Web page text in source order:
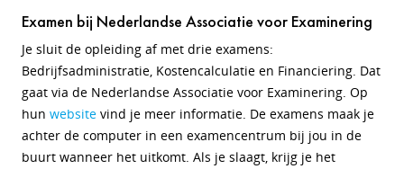
Examen bij Nederlandse Associatie voor Examinering
Je sluit de opleiding af met drie examens:
Bedrijfsadministratie, Kostencalculatie en Financiering. Dat
gaat via de Nederlandse Associatie voor Examinering. Op
hun website vind je meer informatie. De examens maak je
achter de computer in een examencentrum bij jou in de
buurt wanneer het uitkomt. Als je slaagt, krijg je het